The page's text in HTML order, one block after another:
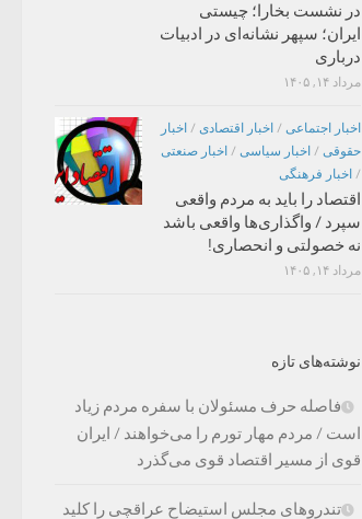
در نشست بخارا؛ چیستی
ایران؛ سپهر نشانه‌ای در ادبیات
درباری
مرداد ۱۴, ۱۴۰۵
اخبار اجتماعی / اخبار اقتصادی / اخبار
حقوقی / اخبار سیاسی / اخبار صنعتی
/ اخبار فرهنگی
اقتصاد را باید به مردم واقعی
سپرد / واگذاری‌ها واقعی باشد
نه خصولتی و انحصاری!
مرداد ۱۴, ۱۴۰۵
نوشته‌های تازه
فاصله حرف مسئولان با سفره مردم زیاد
است / مردم مهار تورم را می‌خواهند / ایران
قوی از مسیر اقتصاد قوی می‌گذرد
تندروهای مجلس استیضاح عراقچی را کلید